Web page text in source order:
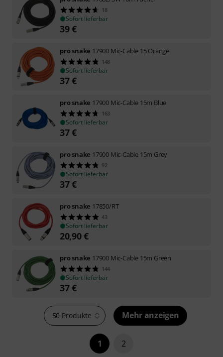
18
Sofort lieferbar
39€
pro snake 17900 Mic-Cable 15 Orange
148
Sofort lieferbar
37€
pro snake 17900 Mic-Cable 15m Blue
163
Sofort lieferbar
37€
pro snake 17900 Mic-Cable 15m Grey
92
Sofort lieferbar
37€
pro snake 17850/RT
43
Sofort lieferbar
20,90€
pro snake 17900 Mic-Cable 15m Green
144
Sofort lieferbar
37€
50 Produkte Mehr anzeigen
1 2